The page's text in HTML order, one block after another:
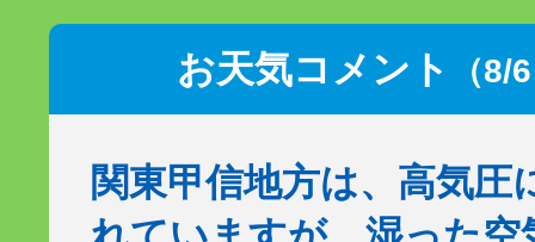
お天気コメント （8/
関東甲信地方は、高気圧